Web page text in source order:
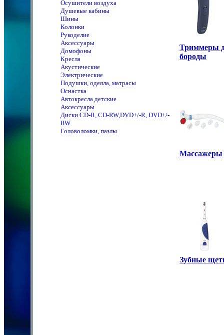
Осушители воздуха
Душевые кабины
Шины
Колонки
Рукоделие
Аксессуары
Домофоны
Кресла
Акустические
Электрические
Подушки, одеяла, матрасы
Оснастка
Автокресла детские
Аксессуары
Диски CD-R, CD-RW,DVD+/-R, DVD+/-
RW
Головоломки, пазлы
Триммеры
бороды
Массажеры
Зубные